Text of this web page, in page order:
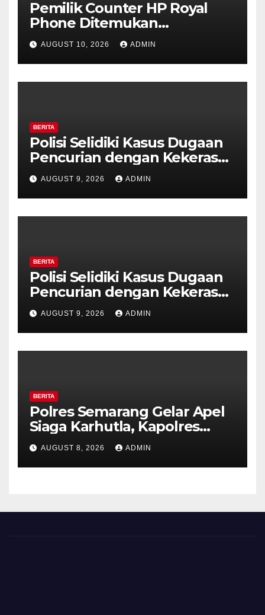
Pemilik Counter HP Royal
Phone Ditemukan
Meninggal di Dalam Mobil di
Grobogan, Polisi Dalami
Keterkaitan dengan Kasus
Pencurian.
AUGUST 10, 2026 ADMIN
BERITA
Polisi Selidiki Kasus Dugaan
Pencurian dengan Kekerasan
di Counter HP Royal Phone
Ambarawa.
AUGUST 9, 2026 ADMIN
BERITA
Polisi Selidiki Kasus Dugaan
Pencurian dengan Kekerasan
di Counter HP Royal Phone
Ambarawa.
AUGUST 9, 2026 ADMIN
BERITA
Polres Semarang Gelar Apel
Siaga Karhutla, Kapolres
Tekankan Sinergi dan
Kesiapsiagaan Hadapi Musim
Kemarau.
AUGUST 8, 2026 ADMIN